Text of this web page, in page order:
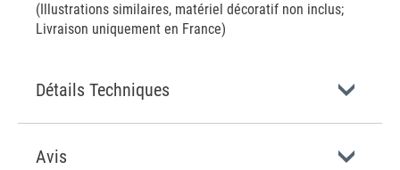
(Illustrations similaires, matériel décoratif non inclus;
Livraison uniquement en France)
Détails Techniques
Avis